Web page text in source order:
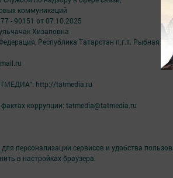
коммуникаций
- 90151 от 07.10.2025
Хизаповна
Республика Татарстан п.г.т. Рыбная
http://tatmedia.ru
коррупции: tatmedia@tatmedia.ru
для персонализации сервисов и удобства
в настройках браузера.